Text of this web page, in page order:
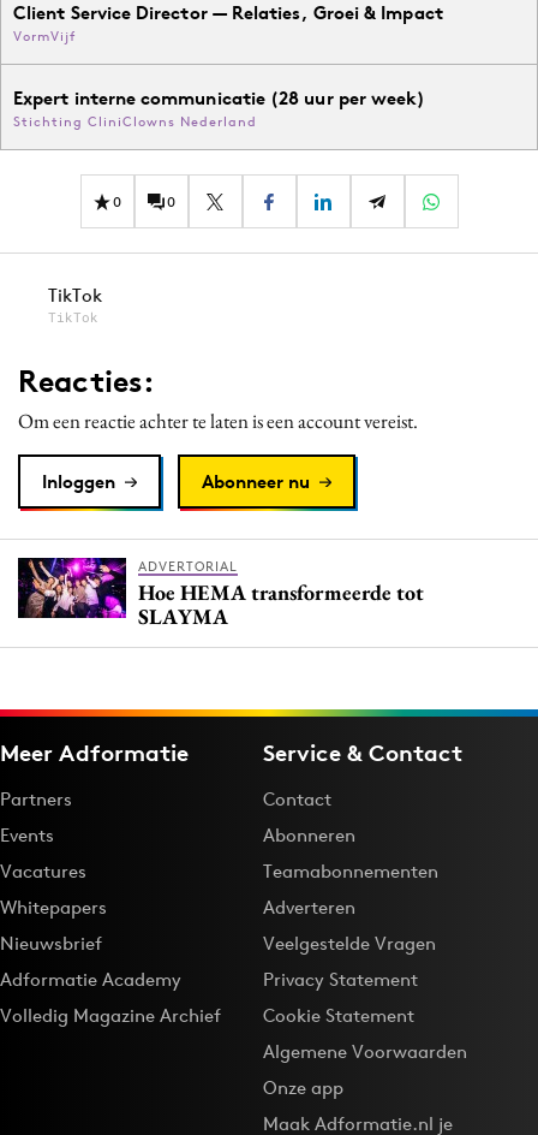
Client Service Director — Relaties, Groei & Impact
VormVijf
Expert interne communicatie (28 uur per week)
Stichting CliniClowns Nederland
0 0
TikTok
TikTok
Reacties:
Om een reactie achter te laten is een account vereist.
Inloggen Abonneer nu
ADVERTORIAL
Hoe HEMA transformeerde tot
SLAYMA
Meer Adformatie
Partners
Events
Vacatures
Whitepapers
Nieuwsbrief
Adformatie Academy
Volledig Magazine Archief
Service & Contact
Contact
Abonneren
Teamabonnementen
Adverteren
Veelgestelde Vragen
Privacy Statement
Cookie Statement
Algemene Voorwaarden
Onze app
Maak Adformatie.nl je